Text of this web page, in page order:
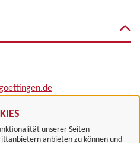
unserer Seiten
anbieten zu können und